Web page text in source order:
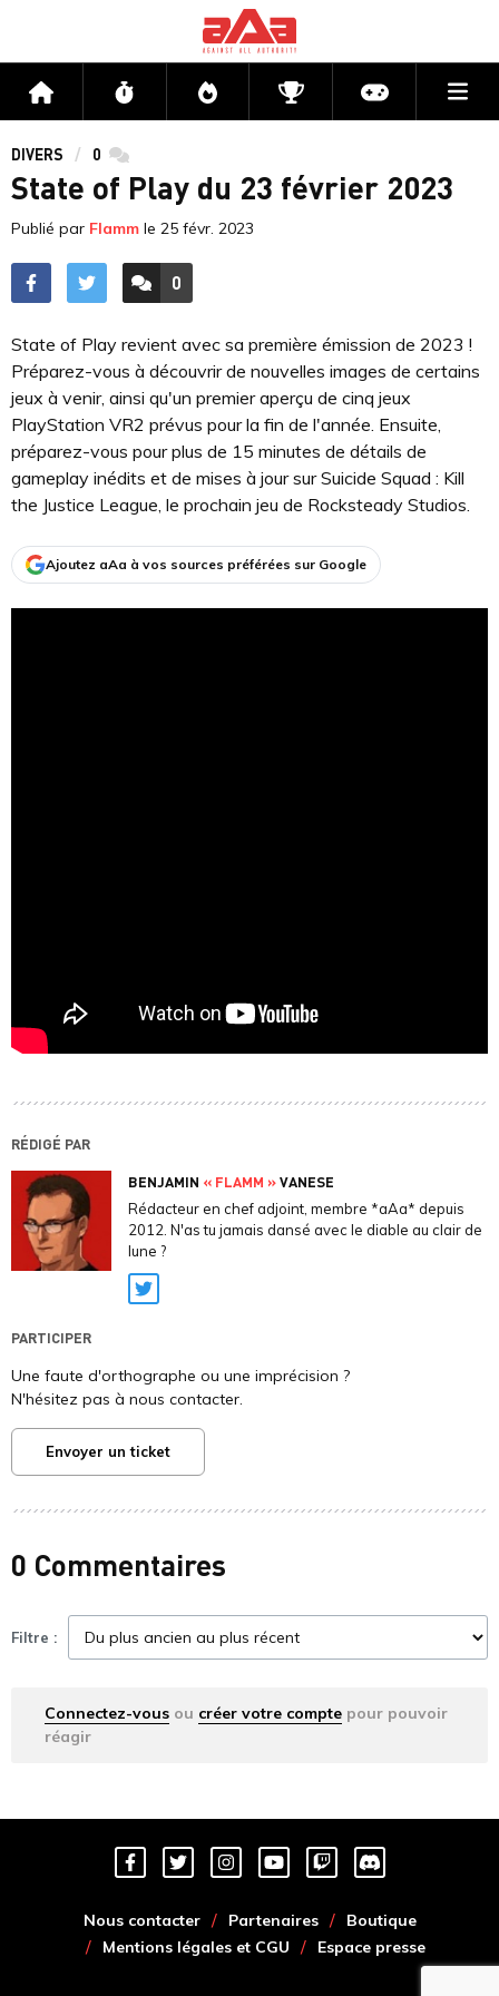
Accueil Flux Directs CompétitionsActu jeux
DIVERS 0 commentaires
State of Play du 23 février 2023
Publié par Flamm le 25 févr. 2023
ACCÉDER AUX
0
COMMENTAIRES
State of Play revient avec sa première émission de 2023 !
Préparez-vous à découvrir de nouvelles images de certains
jeux à venir, ainsi qu'un premier aperçu de cinq jeux
PlayStation VR2 prévus pour la fin de l'année. Ensuite,
préparez-vous pour plus de 15 minutes de détails de
gameplay inédits et de mises à jour sur Suicide Squad : Kill
the Justice League, le prochain jeu de Rocksteady Studios.
Ajoutez aAa à vos sources préférées sur Google
RÉDIGÉ PAR
BENJAMIN « FLAMM »VANESE
Rédacteur en chef adjoint, membre *aAa* depuis
2012. N'as tu jamais dansé avec le diable au clair de
lune ?
Twitter
PARTICIPER
Une faute d'orthographe ou une imprécision ?
N'hésitez pas à nous contacter.
Envoyer un ticket
0 Commentaires
Filtre :
Connectez-vous ou créer votre compte pour pouvoir
réagir
Nous contacter Partenaires
Boutique
Mentions légales et CGU
Espace presse